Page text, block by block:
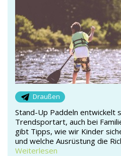
Draußen
Stand-Up Paddeln entwickelt
Trendsportart, auch bei
gibt Tipps, wie wir Kinder
und welche Ausrüstung die
Weiterlesen